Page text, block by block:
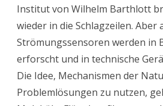
Institut von Wilhelm Barthlott
wieder in die Schlagzeilen. Aber
Strömungssensoren werden in
erforscht und in technische
Die Idee, Mechanismen der
Problemlösungen zu nutzen,